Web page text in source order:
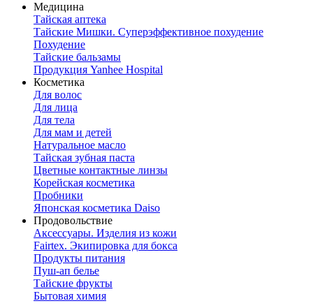
Медицина
Тайская аптека
Тайские Мишки. Суперэффективное похудение
Похудение
Тайские бальзамы
Продукция Yanhee Hospital
Косметика
Для волос
Для лица
Для тела
Для мам и детей
Натуральное масло
Тайская зубная паста
Цветные контактные линзы
Корейская косметика
Пробники
Японская косметика Daiso
Продовольствие
Аксессуары. Изделия из кожи
Fairtex. Экипировка для бокса
Продукты питания
Пуш-ап белье
Тайские фрукты
Бытовая химия